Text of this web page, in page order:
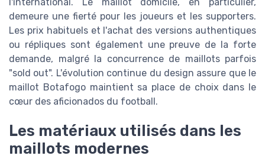
demeure une fierté pour les joueurs et les supporters.
Les prix habituels et l'achat des versions authentiques
ou répliques sont également une preuve de la forte
demande, malgré la concurrence de maillots parfois
"sold out". L'évolution continue du design assure que le
maillot Botafogo maintient sa place de choix dans le
cœur des aficionados du football.
Les matériaux utilisés dans les
maillots modernes